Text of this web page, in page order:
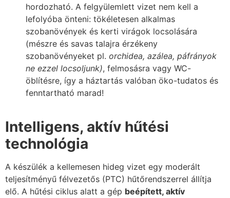
hordozható. A felgyülemlett vizet nem kell a
lefolyóba önteni: tökéletesen alkalmas
szobanövények és kerti virágok locsolására
(mészre és savas talajra érzékeny
szobanövényeket pl. orchidea, azálea, páfrányok
ne ezzel locsoljunk), felmosásra vagy WC-
öblítésre, így a háztartás valóban öko-tudatos és
fenntartható marad!
Intelligens, aktív hűtési
technológia
A készülék a kellemesen hideg vizet egy moderált
teljesítményű félvezetős (PTC) hűtőrendszerrel állítja
elő. A hűtési ciklus alatt a gép beépített, aktív